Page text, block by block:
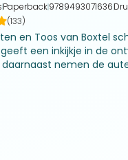
Paperback9789493071636
(133)
en Toos van Boxtel
een inkijkje in de
daarnaast nemen de